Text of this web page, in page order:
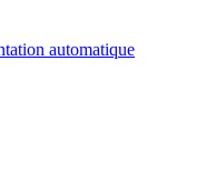
automatique